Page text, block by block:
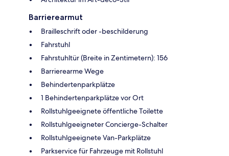
Barrierearmut
Brailleschrift oder -beschilderung
Fahrstuhl
Fahrstuhltür (Breite in Zentimetern): 156
Barrierearme Wege
Behindertenparkplätze
1 Behindertenparkplätze vor Ort
Rollstuhlgeeignete öffentliche Toilette
Rollstuhlgeeigneter Concierge-Schalter
Rollstuhlgeeignete Van-Parkplätze
Parkservice für Fahrzeuge mit Rollstuhl